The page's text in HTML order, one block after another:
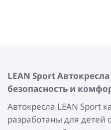
LEAN Sport
безопасность и
Автокресла LEAN Sport
разработаны для детей